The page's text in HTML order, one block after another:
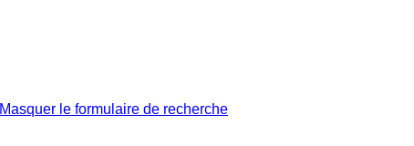
Masquer le formulaire de recherche